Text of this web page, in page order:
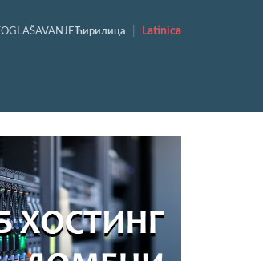
OGLAŠAVANJE Ћирилица Latinica